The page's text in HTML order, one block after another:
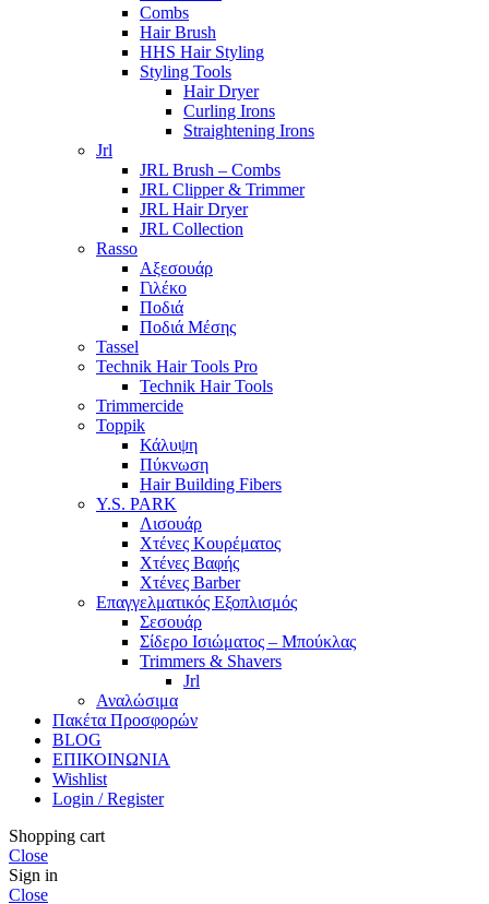
Combs
Hair Brush
HHS Hair Styling
Styling Tools
Hair Dryer
Curling Irons
Straightening Irons
Jrl
JRL Brush – Combs
JRL Clipper & Trimmer
JRL Hair Dryer
JRL Collection
Rasso
Αξεσουάρ
Γιλέκο
Ποδιά
Ποδιά Μέσης
Tassel
Technik Hair Tools Pro
Technik Hair Tools
Trimmercide
Toppik
Κάλυψη
Πύκνωση
Hair Building Fibers
Y.S. PARK
Λισουάρ
Χτένες Κουρέματος
Χτένες Βαφής
Χτένες Barber
Επαγγελματικός Εξοπλισμός
Σεσουάρ
Σίδερο Ισιώματος – Μπούκλας
Trimmers & Shavers
Jrl
Αναλώσιμα
Πακέτα Προσφορών
BLOG
ΕΠΙΚΟΙΝΩΝΙΑ
Wishlist
Login / Register
Shopping cart
Close
Sign in
Close